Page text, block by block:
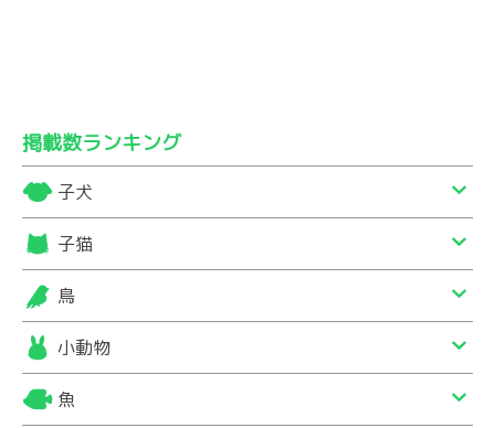
掲載数ランキング
子犬
子猫
鳥
小動物
魚